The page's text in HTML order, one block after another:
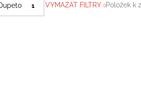
1 VYMAZAT FILTRY Položek k